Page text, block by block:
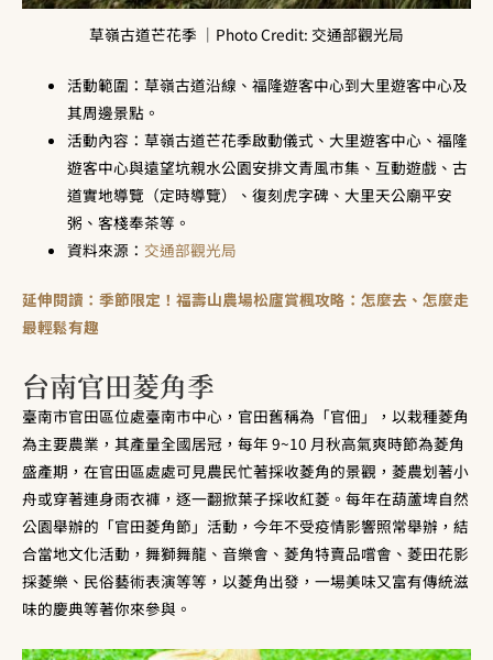
草嶺古道芒花季 ｜Photo Credit: 交通部觀光局
活動範圍：草嶺古道沿線、福隆遊客中心到大里遊客中心及
其周邊景點。
活動內容：草嶺古道芒花季啟動儀式、大里遊客中心、福隆
遊客中心與遠望坑親水公園安排文青風市集、互動遊戲、古
道實地導覽（定時導覽）、復刻虎字碑、大里天公廟平安
粥、客棧奉茶等。
資料來源： 交通部觀光局
延伸閱讀：季節限定！福壽山農場松廬賞楓攻略：怎麼去、怎麼走
最輕鬆有趣
台南官田菱角季
臺南市官田區位處臺南市中心，官田舊稱為「官佃」，以栽種菱角
為主要農業，其產量全國居冠，每年 9~10 月秋高氣爽時節為菱角
盛產期，在官田區處處可見農民忙著採收菱角的景觀，菱農划著小
舟或穿著連身雨衣褲，逐一翻掀葉子採收紅菱。每年在葫蘆埤自然
公園舉辦的「官田菱角節」活動，今年不受疫情影響照常舉辦，結
合當地文化活動，舞獅舞龍、音樂會、菱角特賣品嚐會、菱田花影
採菱樂、民俗藝術表演等等，以菱角出發，一場美味又富有傳統滋
味的慶典等著你來參與。